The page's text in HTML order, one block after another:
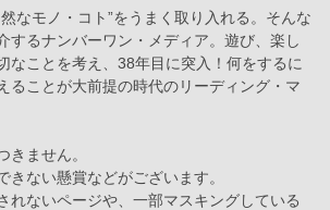
なモノ・コト”をうまく取り入れる。そんな
するナンバーワン・メディア。遊び、楽し
なことを考え、38年目に突入！何をするに
ることが大前提の時代のリーディング・マ
ません。
ない懸賞などがございます。
れないページや、一部マスキングしている